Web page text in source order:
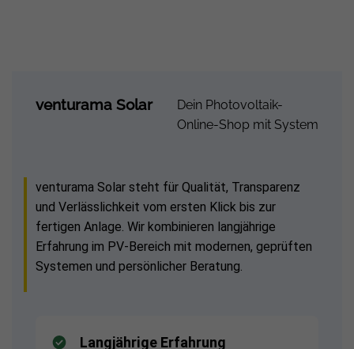
venturama Solar
Dein Photovoltaik-
Online-Shop mit System
venturama Solar steht für Qualität, Transparenz
und Verlässlichkeit vom ersten Klick bis zur
fertigen Anlage. Wir kombinieren langjährige
Erfahrung im PV-Bereich mit modernen, geprüften
Systemen und persönlicher Beratung.
Langjährige Erfahrung